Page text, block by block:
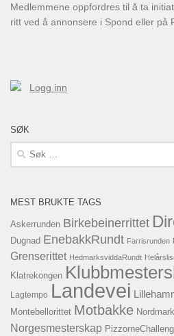
Medlemmene oppfordres til å ta
ritt ved å annonsere i Spond eller på
Logg inn
SØK
Søk
MEST BRUKTE TAGS
Askerrunden Birkebeinerrittet
Dugnad EnebakkRundt Farrisrunden
Grenserittet HedmarksviddaRundt
Klatrekongen
Lagtempo Landevei
Montebellorittet Motbakke
Norgesmesterskap